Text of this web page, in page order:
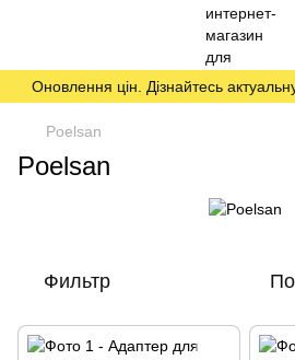
Оновлення цін. Дізнайтесь
Poelsan
Poelsan
Фильтр